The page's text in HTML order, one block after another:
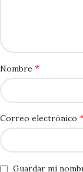
Nombre *
Correo electrónico
Guardar mi